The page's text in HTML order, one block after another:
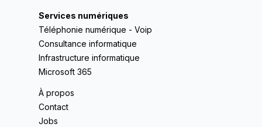
Services numériques
Téléphonie numérique - Voip
Consultance informatique
Infrastructure informatique
Microsoft 365
À propos
Contact
Jobs